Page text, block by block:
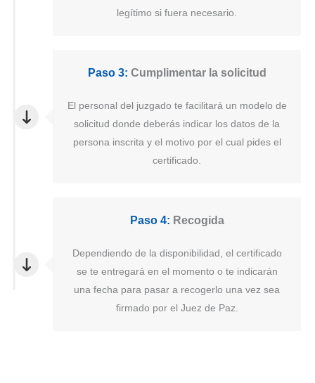
legítimo si fuera necesario.
Paso 3: Cumplimentar la solicitud
El personal del juzgado te facilitará un modelo de
solicitud donde deberás indicar los datos de la
persona inscrita y el motivo por el cual pides el
certificado.
Paso 4: Recogida
Dependiendo de la disponibilidad, el certificado
se te entregará en el momento o te indicarán
una fecha para pasar a recogerlo una vez sea
firmado por el Juez de Paz.